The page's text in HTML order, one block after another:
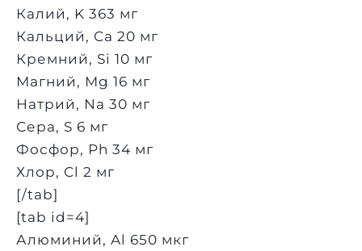
Калий, K 363 мг
Кальций, Ca 20 мг
Кремний, Si 10 мг
Магний, Mg 16 мг
Натрий, Na 30 мг
Сера, S 6 мг
Фосфор, Ph 34 мг
Хлор, Cl 2 мг
[/tab]
[tab id=4]
Алюминий, Al 650 мкг